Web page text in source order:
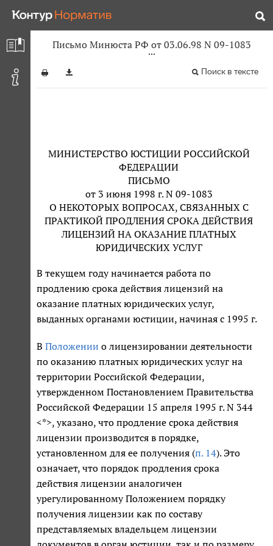
Письмо Минюста РФ от 03.06.98 N 09-1083
Поиск в тексте
МИНИСТЕРСТВО ЮСТИЦИИ РОССИЙСКОЙ
ФЕДЕРАЦИИ
ПИСЬМО
от 3 июня 1998 г. N 09-1083
О НЕКОТОРЫХ ВОПРОСАХ, СВЯЗАННЫХ С
ПРАКТИКОЙ ПРОДЛЕНИЯ СРОКА ДЕЙСТВИЯ
ЛИЦЕНЗИЙ НА ОКАЗАНИЕ ПЛАТНЫХ
ЮРИДИЧЕСКИХ УСЛУГ
В текущем году начинается работа по
продлению срока действия лицензий на
оказание платных юридических услуг,
выданных органами юстиции, начиная с 1995 г.
В Положении о лицензировании деятельности
по оказанию платных юридических услуг на
территории Российской Федерации,
утвержденном Постановлением Правительства
Российской Федерации 15 апреля 1995 г. N 344
<*>, указано, что продление срока действия
лицензии производится в порядке,
установленном для ее получения (п. 14). Это
означает, что порядок продления срока
действия лицензии аналогичен
урегулированному Положением порядку
получения лицензии как по составу
представляемых владельцем лицензии